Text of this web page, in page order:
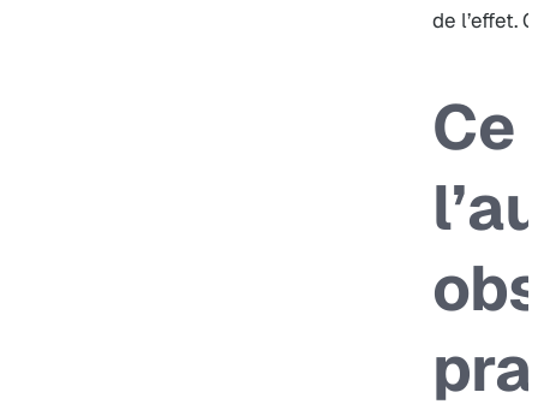
de l’effet.
Ce